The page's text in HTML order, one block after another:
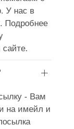
У нас в
Подробнее
- Вам
на имейл и